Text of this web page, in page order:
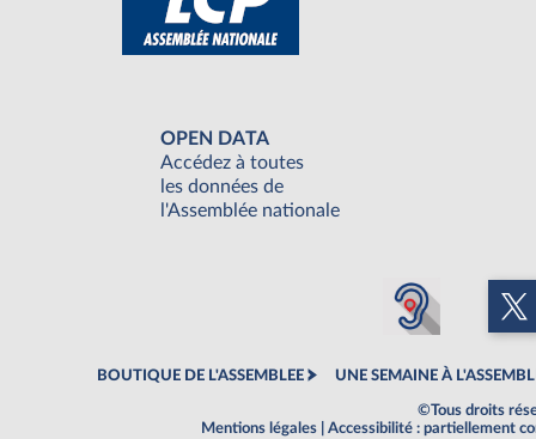
OPEN DATA
Accédez à toutes
les données de
l'Assemblée nationale
BOUTIQUE DE L'ASSEMBLEE UNE SEMAINE À
©Tous droits
Mentions légales
Accessibilité : partiellement